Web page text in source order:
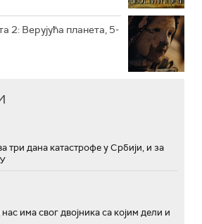
2: Верујућа планета, 5-
три дана катастрофе у Србији, и за
има свог двојника са којим дели и